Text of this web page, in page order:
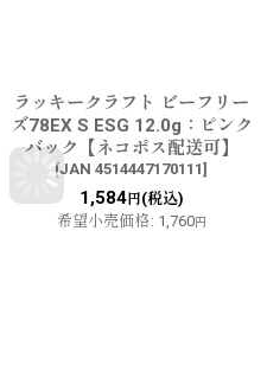
ラッキークラフト ビーフリー
ズ78EX S ESG 12.0g：ピンク
バック【ネコポス配送可】
[JAN 4514447170111]
1,584円(税込)
希望小売価格: 1,760円